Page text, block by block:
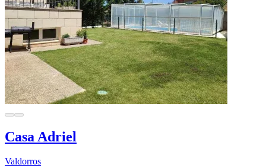
Casa Adriel
Valdorros